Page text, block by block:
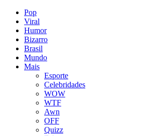
Pop
Viral
Humor
Bizarro
Brasil
Mundo
Mais
Esporte
Celebridades
WOW
WTF
Awn
OFF
Quizz